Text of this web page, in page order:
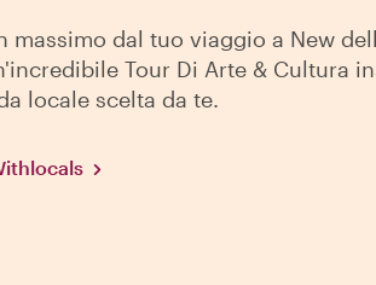
massimo dal tuo viaggio a New
Tour Di Arte & Cultura
locale scelta da te.